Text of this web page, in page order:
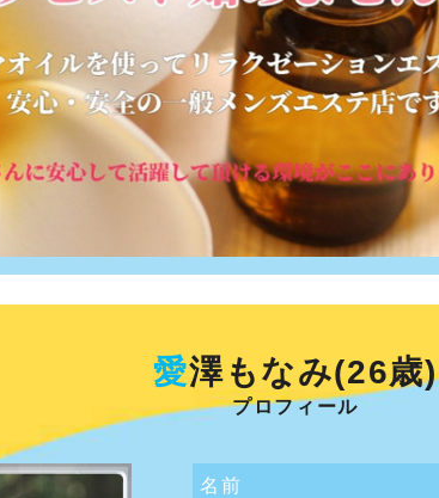
愛澤もなみ(26歳)
プロフィール
名前